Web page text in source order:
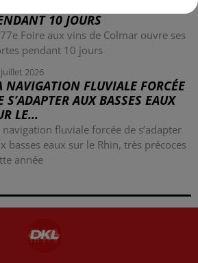
10 JOURS
Foire aux vins de Colmar ouvre ses
pendant 10 jours
2026
NAVIGATION FLUVIALE FORCÉE
S’ADAPTER AUX BASSES EAUX
LE...
navigation fluviale forcée de s’adapter
basses eaux sur le Rhin, très précoces
année